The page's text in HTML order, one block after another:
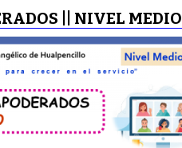
|| NIVEL MEDIO